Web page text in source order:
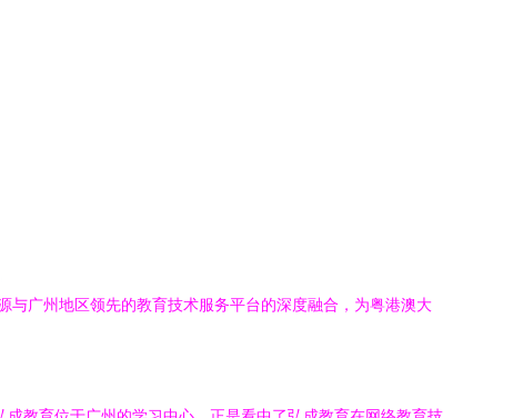
与广州地区领先的教育技术服务平台的深度融合，为粤港澳大